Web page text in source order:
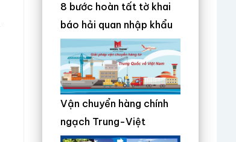
8 bước hoàn tất tờ khai
báo hải quan nhập khẩu
Vận chuyển hàng chính
ngạch Trung-Việt